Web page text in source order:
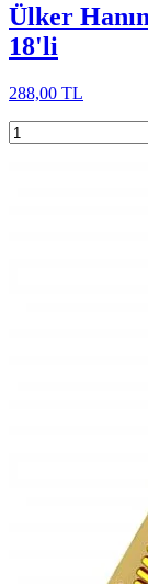
Ülker
18'li
288,00 TL